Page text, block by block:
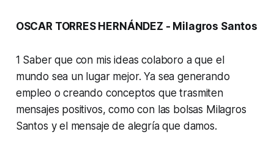
OSCAR TORRES HERNÁNDEZ - Milagros Santos
1 Saber que con mis ideas colaboro a que el
mundo sea un lugar mejor. Ya sea generando
empleo o creando conceptos que trasmiten
mensajes positivos, como con las bolsas Milagros
Santos y el mensaje de alegría que damos.